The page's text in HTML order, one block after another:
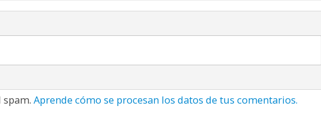
Aprende cómo se procesan los datos de tus comentarios.